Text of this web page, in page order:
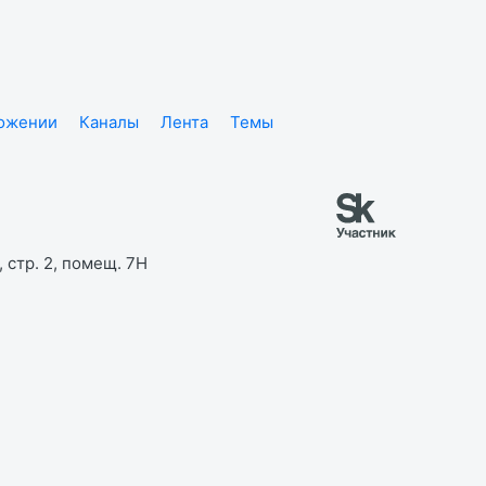
Каналы Лента
Темы
стр. 2, помещ. 7Н